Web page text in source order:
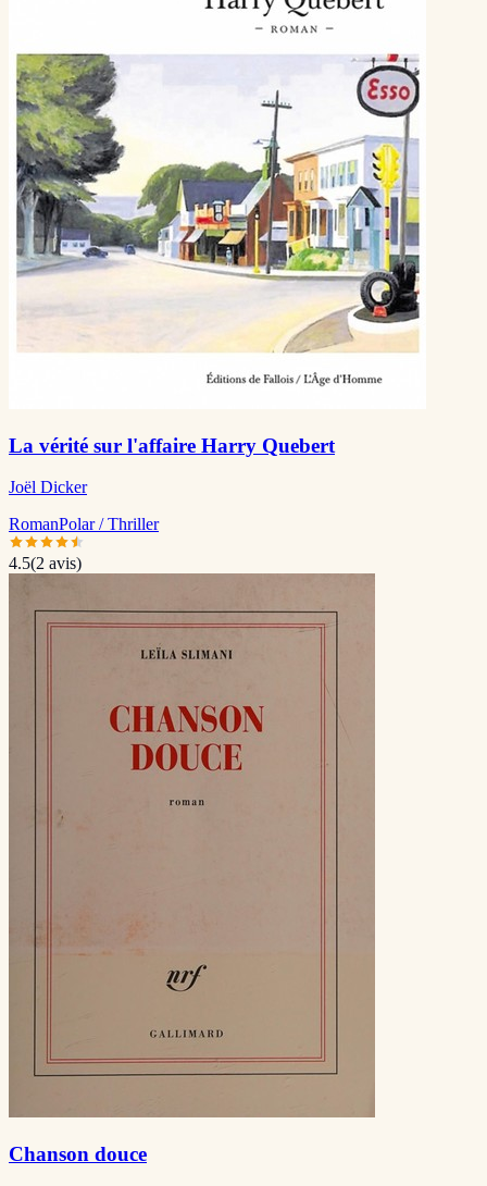
La vérité sur l'affaire Harry Quebert
Joël Dicker
RomanPolar / Thriller
4.5(2 avis)
Chanson douce